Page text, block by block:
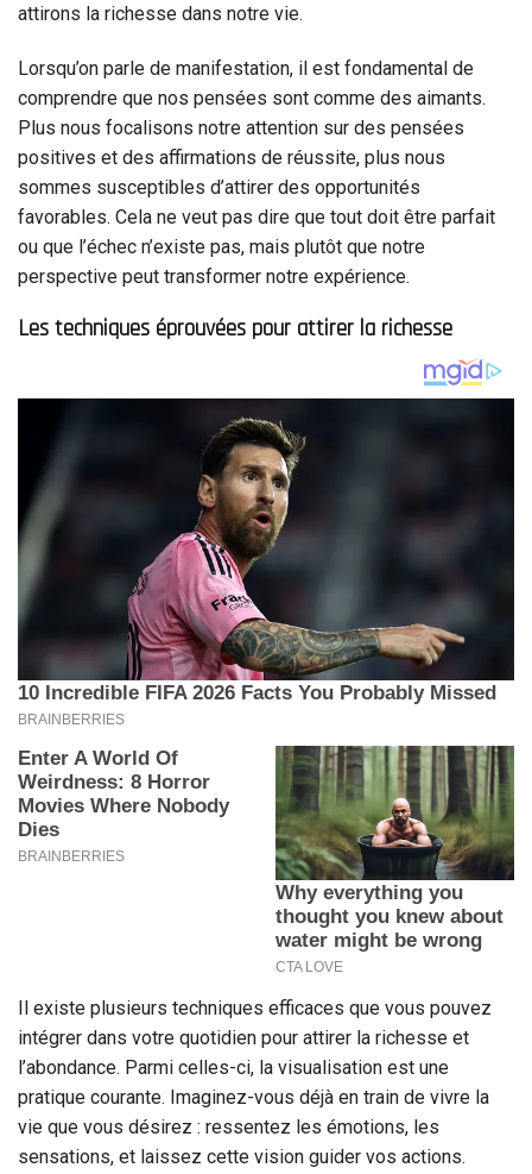
attirons la richesse dans notre vie.
Lorsqu’on parle de manifestation, il est fondamental de
comprendre que nos pensées sont comme des aimants.
Plus nous focalisons notre attention sur des pensées
positives et des affirmations de réussite, plus nous
sommes susceptibles d’attirer des opportunités
favorables. Cela ne veut pas dire que tout doit être parfait
ou que l’échec n’existe pas, mais plutôt que notre
perspective peut transformer notre expérience.
Les techniques éprouvées pour attirer la richesse
Il existe plusieurs techniques efficaces que vous pouvez
intégrer dans votre quotidien pour attirer la richesse et
l’abondance. Parmi celles-ci, la visualisation est une
pratique courante. Imaginez-vous déjà en train de vivre la
vie que vous désirez : ressentez les émotions, les
sensations, et laissez cette vision guider vos actions.